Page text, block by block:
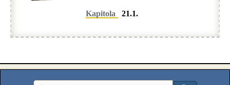
Kapitola 21.1.